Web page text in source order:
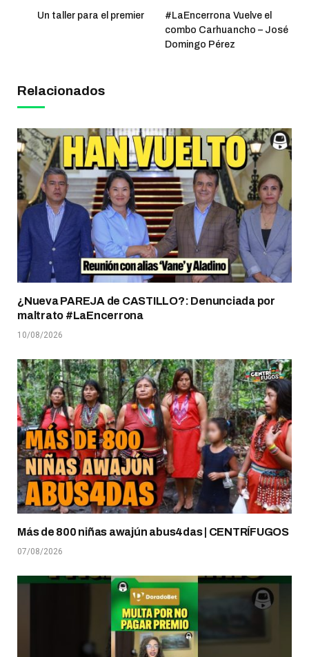
Un taller para el premier
#LaEncerrona Vuelve el
combo Carhuancho – José
Domingo Pérez
Relacionados
¿Nueva PAREJA de CASTILLO?: Denunciada por
maltrato #LaEncerrona
10/08/2026
Más de 800 niñas awajún abus4das | CENTRÍFUGOS
07/08/2026